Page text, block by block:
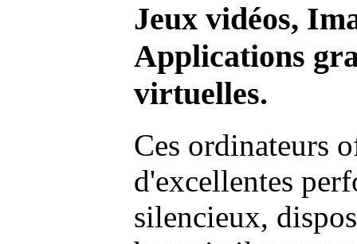
Jeux vidéos,
Applications
virtuelles.
Ces ordinateurs
d'excellentes
silencieux,